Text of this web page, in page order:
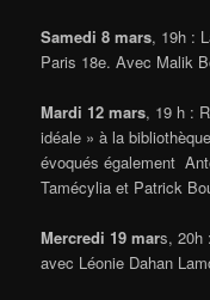
Samedi 8 mars, 19h :
Paris 18e. Avec Malik
Mardi 12 mars, 19 h :
idéale » à la
évoqués également
Tamécylia et Patrick
Mercredi 19 mars, 20h
avec Léonie Dahan